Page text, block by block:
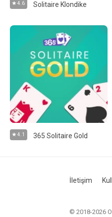
4.6 Solitaire Klondike
4.1 365 Solitaire Gold
İletişim
© 2018-2026